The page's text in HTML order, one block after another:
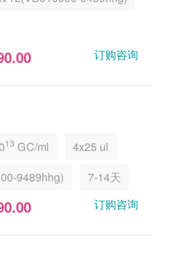
订购咨询
13 GC/ml
4x25 ul
9489hhg)
7-14天
订购咨询